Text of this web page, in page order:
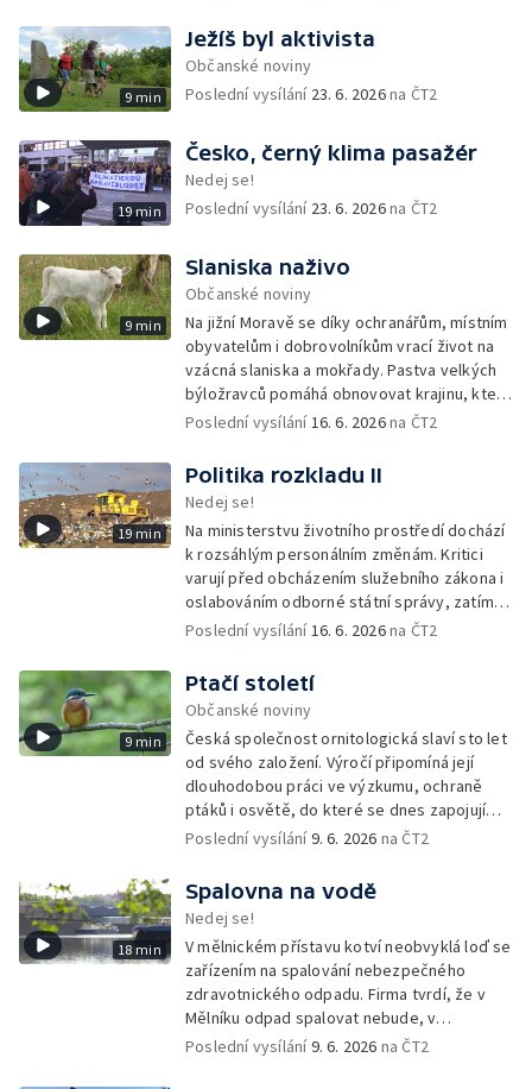
9 min
Ježíš byl aktivista
Občanské noviny
Poslední vysílání 23. 6. 2026na ČT2
19 min
Česko, černý klima pasažér
Nedej se!
Poslední vysílání 23. 6. 2026na ČT2
9 min
Slaniska naživo
Občanské noviny
Na jižní Moravě se díky ochranářům, místním
obyvatelům i dobrovolníkům vrací život na
vzácná slaniska a mokřady. Pastva velkých
býložravců pomáhá obnovovat krajinu, která
po desetiletí zarůstala, a zároveň znovu
Poslední vysílání16. 6. 2026na ČT2
19 min
Politika rozkladu II
Nedej se!
Na ministerstvu životního prostředí dochází
k rozsáhlým personálním změnám. Kritici
varují před obcházením služebního zákona i
oslabováním odborné státní správy, zatímco
úředníkům přibývá práce na projektech,
ochranou přírody.
Poslední vysílání16. 6. 2026na ČT2
9 min
Ptačí století
Občanské noviny
Česká společnost ornitologická slaví sto let
od svého založení. Výročí připomíná její
dlouhodobou práci ve výzkumu, ochraně
ptáků i osvětě, do které se dnes zapojují
tisíce členů a dobrovolníků po celé
Poslední vysílání9. 6. 2026 na ČT2
18 min
Spalovna na vodě
Nedej se!
V mělnickém přístavu kotví neobvyklá loď se
zařízením na spalování nebezpečného
zdravotnického odpadu. Firma tvrdí, že v
Mělníku odpad spalovat nebude, v
dokumentech k posuzování vlivů na životní
Poslední vysílání9. 6. 2026 na ČT2